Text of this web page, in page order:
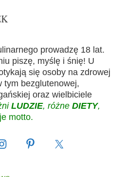
prowadzę 18 lat.
piszę, myślę i śnię! U
się osoby na zdrowej
tym bezglutenowej,
oraz wielbiciele
LUDZIE, różne DIETY,
motto.